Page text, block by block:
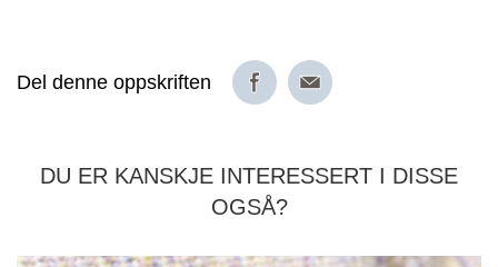
Del denne oppskriften
DU ER KANSKJE INTERESSERT I DISSE
OGSÅ?